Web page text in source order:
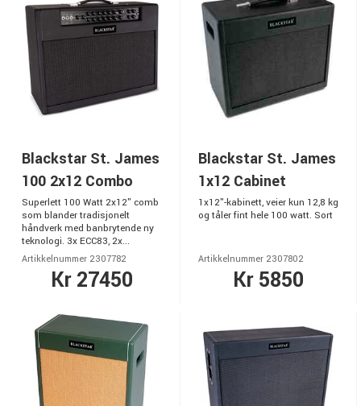
Blackstar St. James
100 2x12 Combo
Superlett 100 Watt 2x12" comb
som blander tradisjonelt
håndverk med banbrytende ny
teknologi. 3x ECC83, 2x...
Artikkelnummer 2307782
Kr 27450
Blackstar St. James
1x12 Cabinet
1x12"-kabinett, veier kun 12,8 kg
og tåler fint hele 100 watt. Sort
Artikkelnummer 2307802
Kr 5850